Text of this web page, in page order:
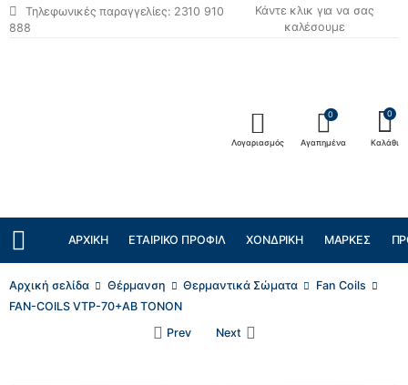
Τηλεφωνικές παραγγελίες: 2310 910
888
Κάντε κλικ για να σας
καλέσουμε
Λογαριασμός
0
Αγαπημένα
0
Καλάθι
ΑΡΧΙΚΉ ΕΤΑΙΡΙΚΌ ΠΡΟΦΊΛ ΧΟΝΔΡΙΚΉ ΜΆΡΚΕΣ
Αρχική σελίδα Θέρμανση Θερμαντικά Σώματα
Fan Coils
FAN-COILS VTP-70+ΑΒ ΤΟΝΟΝ
Prev
Next